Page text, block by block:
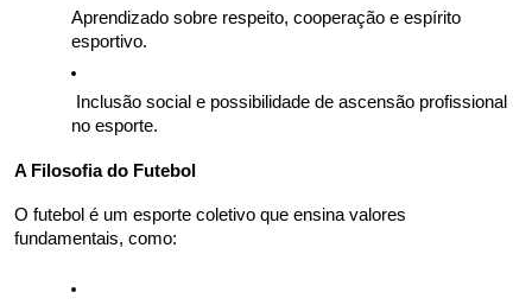
Aprendizado sobre respeito, cooperação e espírito
esportivo.
Inclusão social e possibilidade de ascensão profissional
no esporte.
A Filosofia do Futebol
O futebol é um esporte coletivo que ensina valores
fundamentais, como: